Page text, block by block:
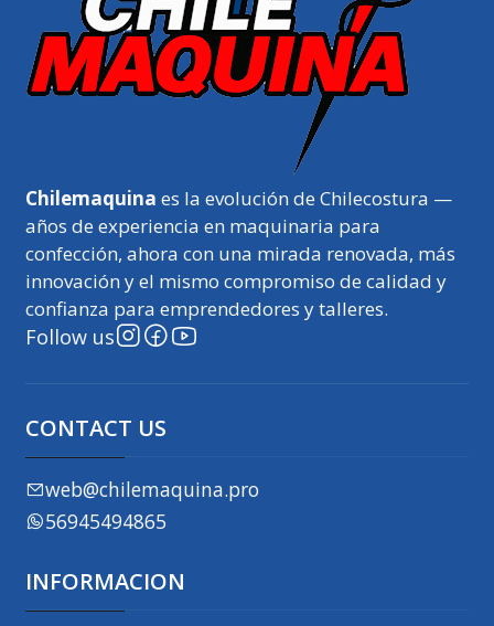
Chilemaquina es la evolución de Chilecostura —
años de experiencia en maquinaria para
confección, ahora con una mirada renovada, más
innovación y el mismo compromiso de calidad y
confianza para emprendedores y talleres.
Follow us
CONTACT US
web@chilemaquina.pro
56945494865
INFORMACION